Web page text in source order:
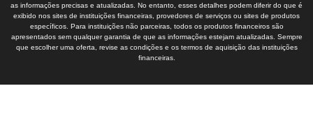
as informações precisas e atualizadas. No entanto, esses detalhes podem diferir do que é
exibido nos sites de instituições financeiras, provedores de serviços ou sites de produtos
específicos. Para instituições não parceiras, todos os produtos financeiros são
apresentados sem qualquer garantia de que as informações estejam atualizadas. Sempre
que escolher uma oferta, revise as condições e os termos de aquisição das instituições
financeiras.